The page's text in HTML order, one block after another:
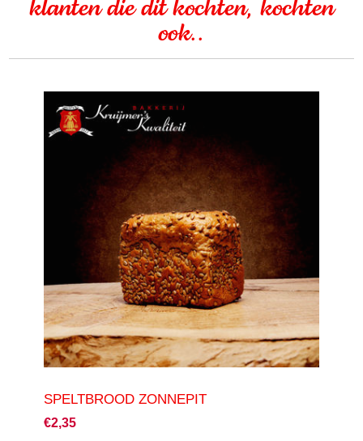
klanten die dit kochten, kochten
ook..
SPELTBROOD ZONNEPIT
€2,35